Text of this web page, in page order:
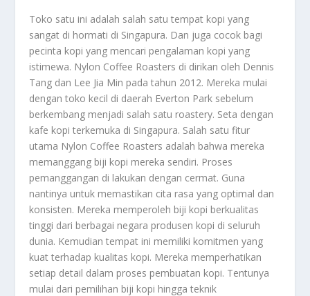
Toko satu ini adalah salah satu tempat kopi yang
sangat di hormati di Singapura. Dan juga cocok bagi
pecinta kopi yang mencari pengalaman kopi yang
istimewa. Nylon Coffee Roasters di dirikan oleh Dennis
Tang dan Lee Jia Min pada tahun 2012. Mereka mulai
dengan toko kecil di daerah Everton Park sebelum
berkembang menjadi salah satu roastery. Seta dengan
kafe kopi terkemuka di Singapura. Salah satu fitur
utama Nylon Coffee Roasters adalah bahwa mereka
memanggang biji kopi mereka sendiri. Proses
pemanggangan di lakukan dengan cermat. Guna
nantinya untuk memastikan cita rasa yang optimal dan
konsisten. Mereka memperoleh biji kopi berkualitas
tinggi dari berbagai negara produsen kopi di seluruh
dunia. Kemudian tempat ini memiliki komitmen yang
kuat terhadap kualitas kopi. Mereka memperhatikan
setiap detail dalam proses pembuatan kopi. Tentunya
mulai dari pemilihan biji kopi hingga teknik